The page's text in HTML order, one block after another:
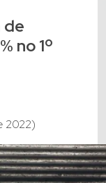
de
no 1º
2022)